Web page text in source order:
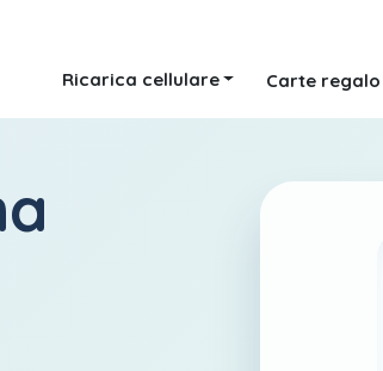
Ricarica cellulare Carte regalo